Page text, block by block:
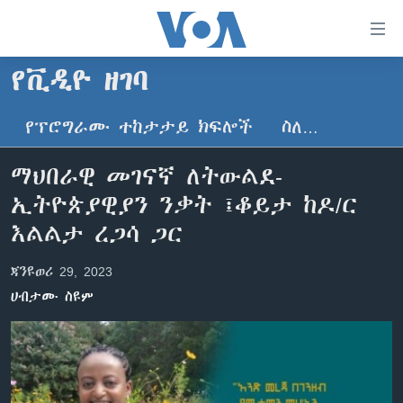
ማገናኛዎች
ወደ
ዋናው
ይዘት
ወደ
ዋናው
ይዘት
እለፍ
ወደ
ዋናው
እለፍ
ዜና
ኢትዮጵያ
አሜሪካ
ኑሮ በጤንነት
ከምሽቱ ሦስት ሰዓት የአማርኛ ዜና
ቪዲዮ
ክምችት
Learning English
ይከተሉን
የቪዲዮ ዘገባ
የፕሮግራሙ ተከታታይ ክፍሎች ስለ…
ማህበራዊ መገናኛ ለትውልደ-
ኢትዮጵያዊያን ንቃት ፤ቆይታ ከዶ/ር
እልልታ ረጋሳ ጋር
ጃንዩወሪ 29, 2023
ሀብታሙ ስዩም